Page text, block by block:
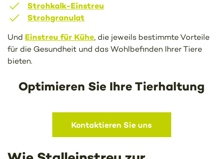
Strohkalk-Einstreu
Strohgranulat
Und Einstreu für Kühe, die jeweils bestimmte Vorteile
für die Gesundheit und das Wohlbefinden Ihrer Tiere
bieten.
Optimieren Sie Ihre Tierhaltung
Kontaktieren Sie uns